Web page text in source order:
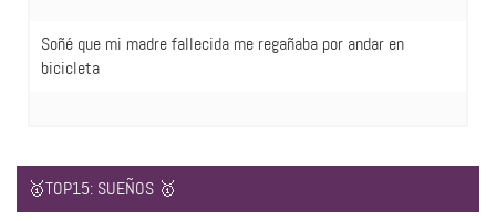
Soñé que mi madre fallecida me regañaba por andar en
bicicleta
🥇TOP15: SUEÑOS 🥇